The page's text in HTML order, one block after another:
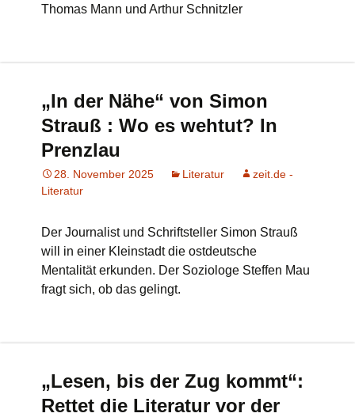
Thomas Mann und Arthur Schnitzler
„In der Nähe“ von Simon
Strauß : Wo es wehtut? In
Prenzlau
28. November 2025 Literatur
zeit.de -
Literatur
Der Journalist und Schriftsteller Simon Strauß
will in einer Kleinstadt die ostdeutsche
Mentalität erkunden. Der Soziologe Steffen Mau
fragt sich, ob das gelingt.
„Lesen, bis der Zug kommt“:
Rettet die Literatur vor der